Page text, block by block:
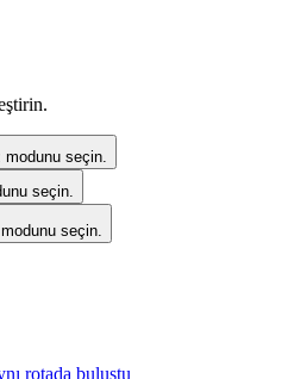
modunu seçin.
seçin.
seçin.
rotada buluştu